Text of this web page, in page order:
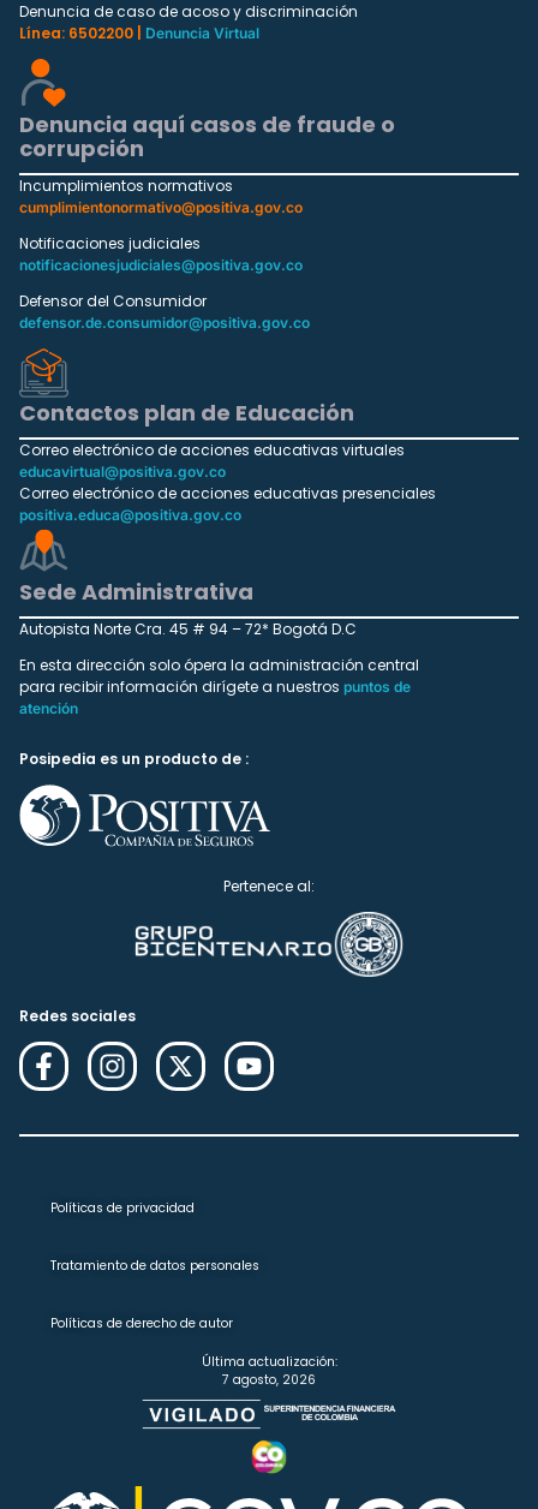
Denuncia de caso de acoso y discriminación
Línea: 6502200 |
Denuncia Virtual
Denuncia aquí casos de fraude o
corrupción
Incumplimientos normativos
cumplimientonormativo@positiva.gov.co
Notificaciones judiciales
notificacionesjudiciales@positiva.gov.co
Defensor del Consumidor
defensor.de.consumidor@positiva.gov.co
Contactos plan de Educación
Correo electrónico de acciones educativas virtuales
educavirtual@positiva.gov.co
Correo electrónico de acciones educativas presenciales
positiva.educa@positiva.gov.co
Sede Administrativa
Autopista Norte Cra. 45 # 94 – 72* Bogotá D.C
En esta dirección solo ópera la administración central
para recibir información dirígete a nuestros puntos de
atención
Posipedia es un producto de :
Pertenece al:
Redes sociales
Políticas de privacidad
Tratamiento de datos personales
Políticas de derecho de autor
Última actualización:
7 agosto, 2026